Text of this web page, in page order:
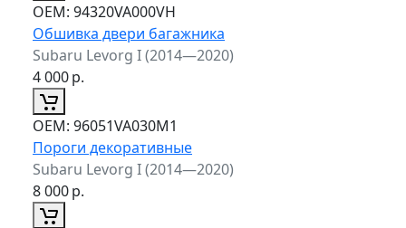
ОЕМ: 94320VA000VH
Обшивка двери багажника
Subaru Levorg I (2014—2020)
4 000р.
ОЕМ: 96051VA030M1
Пороги декоративные
Subaru Levorg I (2014—2020)
8 000р.